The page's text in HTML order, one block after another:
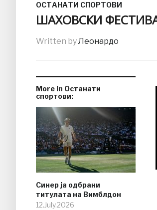
ОСТАНАТИ СПОРТОВИ
ШАХОВСКИ
Written byЛеонардо
More in Останати
спортови:
Синер ја одбрани
титулата на Вимблдон
12.July.2026